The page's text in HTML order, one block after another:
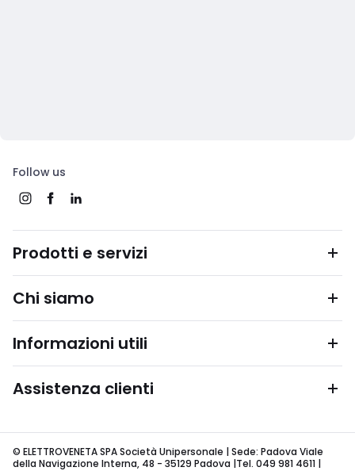
Follow us
Prodotti e servizi
Chi siamo
Informazioni utili
Assistenza clienti
© ELETTROVENETA SPA Società Unipersonale | Sede: Padova Viale
della Navigazione Interna, 48 - 35129 Padova |Tel. 049 981 4611 |